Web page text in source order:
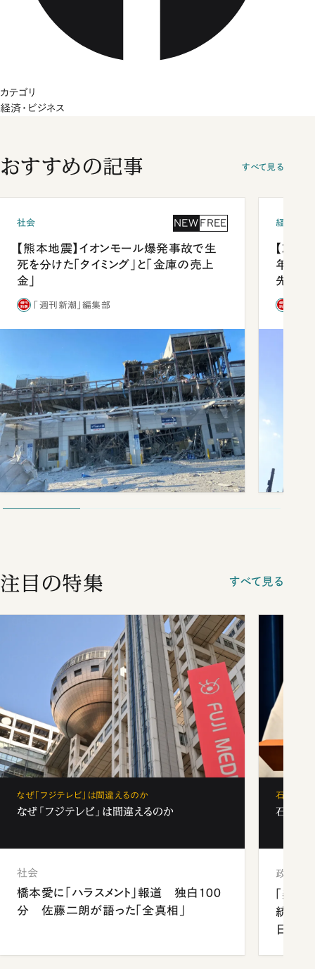
カテゴリ
経済・ビジネス
おすすめの記事 すべて見る
社会 NEW FREE
【熊本地震】イオンモール爆発事故で生
死を分けた「タイミング」と「金庫の売上
金」
「週刊新潮」編集部
経済・ビ
【就活
年会は
先1位
注目の特集 すべて見る
なぜ「フジテレビ」は間違えるのか
なぜ「フジテレビ」は間違えるのか
社会
橋本愛に「ハラスメント」報道 独白100
分 佐藤二朗が語った「全真相」
石破茂、
石破茂
政治
「楽し
統領と
日米